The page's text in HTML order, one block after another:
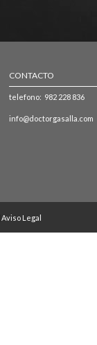
CONTACTO
telefono: 982 228 836
info@doctorgasalla.com
Aviso Legal